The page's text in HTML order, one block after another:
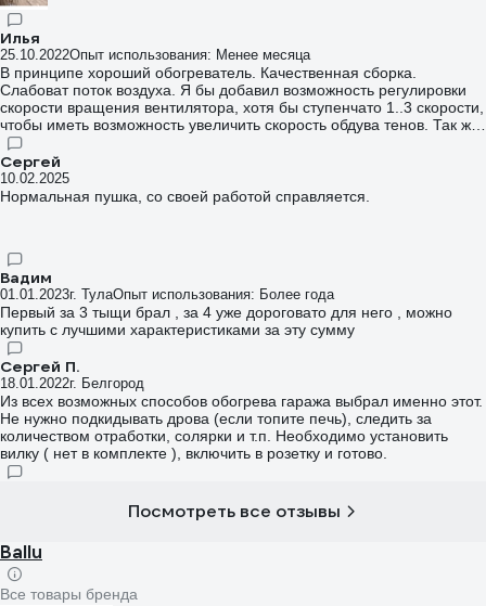
Илья
25.10.2022Опыт использования: Менее месяца
В принципе хороший обогреватель. Качественная сборка.
Слабоват поток воздуха. Я бы добавил возможность регулировки
скорости вращения вентилятора, хотя бы ступенчато 1..3 скорости,
чтобы иметь возможность увеличить скорость обдува тенов. Так же
дубовый пластиковый провод это минус. Но все остальное вполне
хорошо. Сам корпус не нагревается сильно, ручка для переноски
удобная, регуляторов тоже.
Сергей
10.02.2025
Нормальная пушка, со своей работой справляется.
Вадим
01.01.2023г. ТулаОпыт использования: Более года
Первый за 3 тыщи брал , за 4 уже дороговато для него , можно
купить с лучшими характеристиками за эту сумму
Сергей П.
18.01.2022г. Белгород
Из всех возможных способов обогрева гаража выбрал именно этот.
Не нужно подкидывать дрова (если топите печь), следить за
количеством отработки, солярки и т.п. Необходимо установить
вилку ( нет в комплекте ), включить в розетку и готово.
Посмотреть все отзывы
Ballu
Все товары бренда